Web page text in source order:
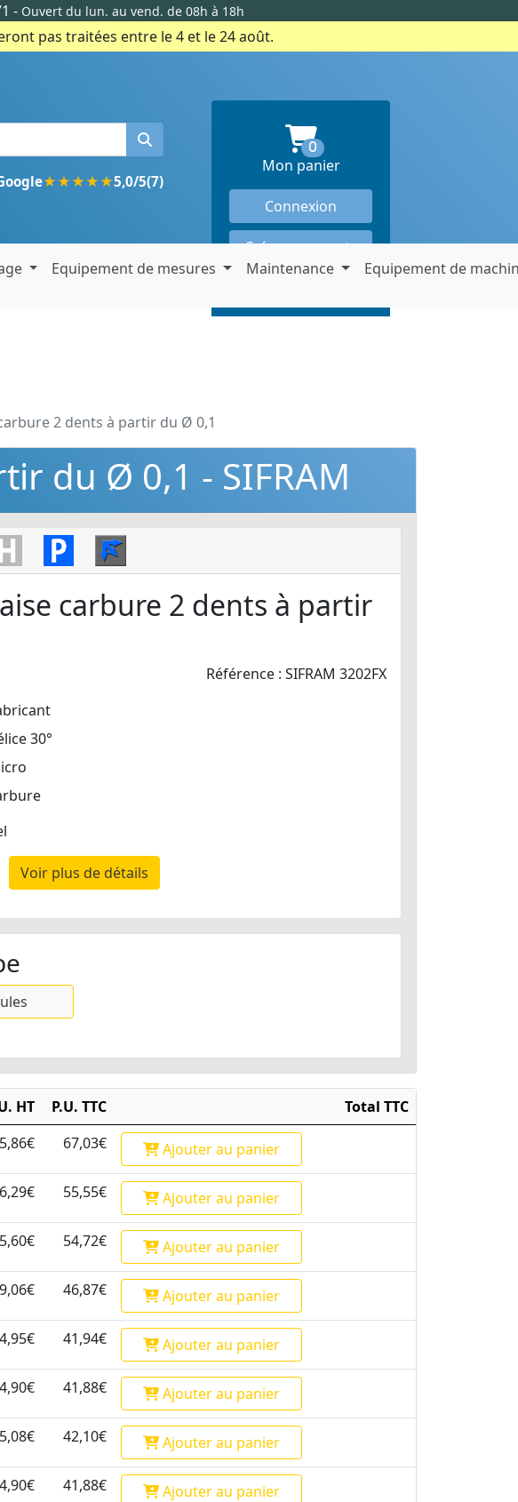
- Ouvert du lun. au vend. de 08h à 18h
pas traitées entre le 4 et le 24 août.
★★★★★5,0/5(7)
0produits en panier
Mon panier
Connexion
Créer un compte
Equipement de mesures Maintenance Equipement de
2 dents à partir du Ø 0,1
du Ø 0,1 - SIFRAM
carbure 2 dents à partir
Référence : SIFRAM 3202FX
30°
Voir plus de détails
HT P.U. TTC
Total TTC
67,03€ Ajouterau panier
55,55€ Ajouterau panier
54,72€ Ajouterau panier
46,87€ Ajouterau panier
41,94€ Ajouterau panier
41,88€ Ajouterau panier
42,10€ Ajouterau panier
41,88€ Ajouterau panier